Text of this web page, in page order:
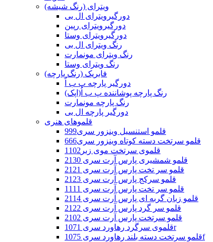
ویترای (رنگ شیشه)
دورگیرویترای ال بی
دورگیرویترای رپین
دورگیرویترای وستا
رنگ ویترای ال بی
رنگ ویترای مونمارت
رنگ ویترای وستا
فابریک (رنگ پارچه)
دورگیر پارچه پ ب اُ
رنگ پارچه پوشاننده پ ب اُ(اپک)
رنگ پارچه مونمارت
دورگیر پارچه ال بی
قلموهای هنری
قلمو استنسیل وینزور سری999
قلمو سرتخت دسته کوتاه وینزور سری666
قلموی سرتخت موی زبر1102
قلمو شمشیری پارس آرت سری 2130
قلمو سر تخت پارس آرت سری 2121
قلمو سرکج پارس آرت سری 2123
قلمو سر تخت پارس آرت سری 1111
قلمو زبان گربه ای پارس آرت سری 2114
قلمو سر گرد پارس آرت سری 2122
قلمو سرتخت پارس آرت سری 2102
قلموی سرگرد رهاورد سری 1071r
قلمو سرتخت دسته بلند رهاورد سری 1075f